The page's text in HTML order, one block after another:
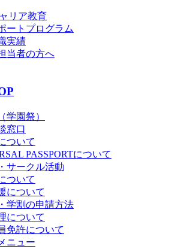
リア教育
ートプログラム
実績
当者の方へ
学園祭）
窓口
ついて
PASSPORTについて
サークル活動
ついて
について
学割の申請方法
について
免許について
ニュー